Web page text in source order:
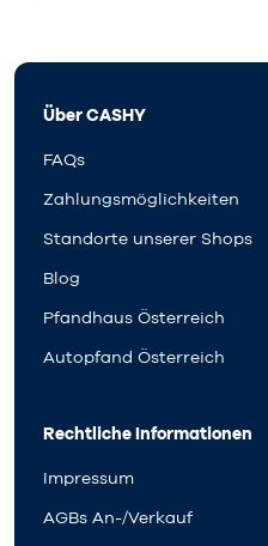
Über CASHY
FAQs
Zahlungsmöglichkeiten
Standorte unserer Shops
Blog
Pfandhaus Österreich
Autopfand Österreich
Rechtliche Informationen
Impressum
AGBs An-/Verkauf